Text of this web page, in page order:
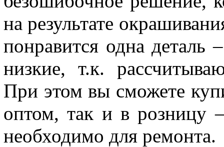
на результате
понравится одна деталь
низкие, т.к.
При этом вы сможете
оптом, так и в розницу
необходимо для ремонта.